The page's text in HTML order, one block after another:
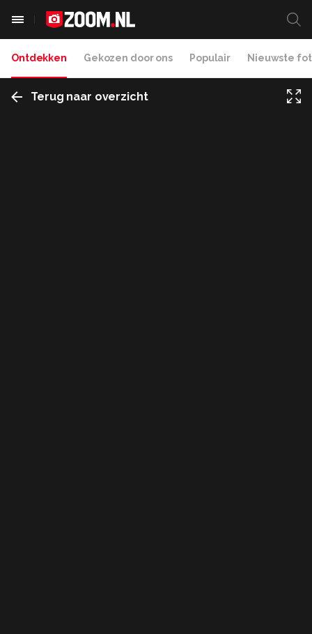
Ontdekken Gekozen door ons Populair Nieuwste
Terug naar overzicht